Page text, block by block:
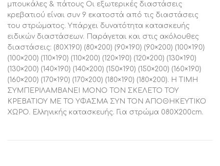
μπουκάλες & πάτους Οι εξωτερικές διαστάσεις
κρεβατιού είναι συν 9 εκατοστά από τις διαστάσεις
του στρώματος. Υπάρχει δυνατότητα κατασκευής
ειδικών διαστάσεων. Παράγεται και στις ακόλουθες
διαστάσεις: (80X190) (80×200) (90×190) (90×200) (100×190)
(100×200) (110×190) (110×200) (120×190) (120×200) (130×190)
(130×200) (140×190) (140×200) (150×190) (150×200) (160×190)
(160×200) (170×190) (170×200) (180×190) (180×200). Η ΤΙΜΗ
ΣΥΜΠΕΡΙΛΑΜΒΑΝΕΙ ΜΟΝΟ ΤΟΝ ΣΚΕΛΕΤΟ ΤΟΥ
ΚΡΕΒΑΤΙΟΥ ΜΕ ΤΟ ΥΦΑΣΜΑ ΣΥΝ ΤΟΝ ΑΠΟΘΗΚΕΥΤΙΚΟ
ΧΩΡΟ. Ελληνικής κατασκευής. Για στρώμα 080Χ200cm.